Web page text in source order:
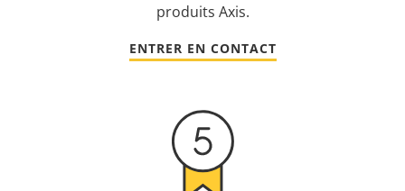
produits Axis.
ENTRER EN CONTACT